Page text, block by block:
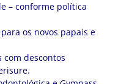
– conforme política
os novos papais e
descontos